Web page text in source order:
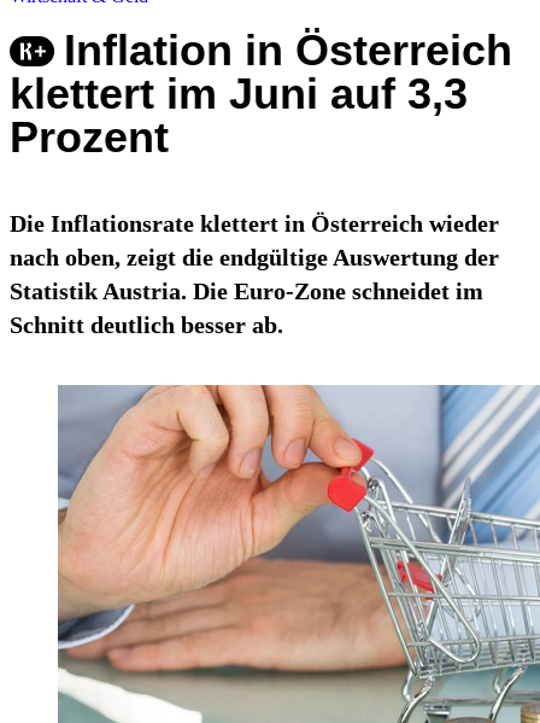
Inflation in Österreich
klettert im Juni auf 3,3
Prozent
Die Inflationsrate klettert in Österreich wieder
nach oben, zeigt die endgültige Auswertung der
Statistik Austria. Die Euro-Zone schneidet im
Schnitt deutlich besser ab.